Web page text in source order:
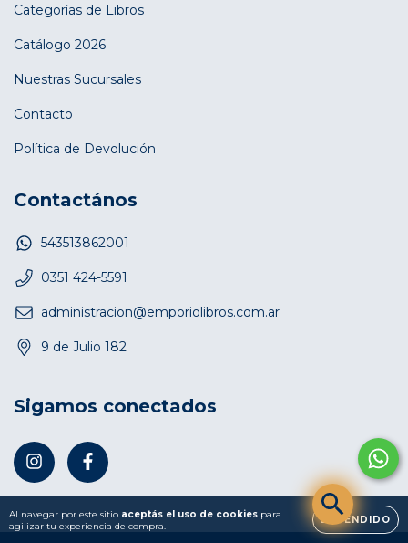
Al navegar por este sitio aceptás el uso de cookies para
agilizar tu experiencia de compra.
ENTENDIDO
Categorías de Libros
Catálogo 2026
Nuestras Sucursales
Contacto
Política de Devolución
Contactános
543513862001
0351 424-5591
administracion@emporiolibros.com.ar
9 de Julio 182
Sigamos conectados